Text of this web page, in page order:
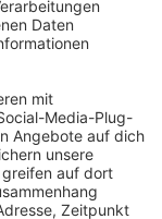
eines
kann
die